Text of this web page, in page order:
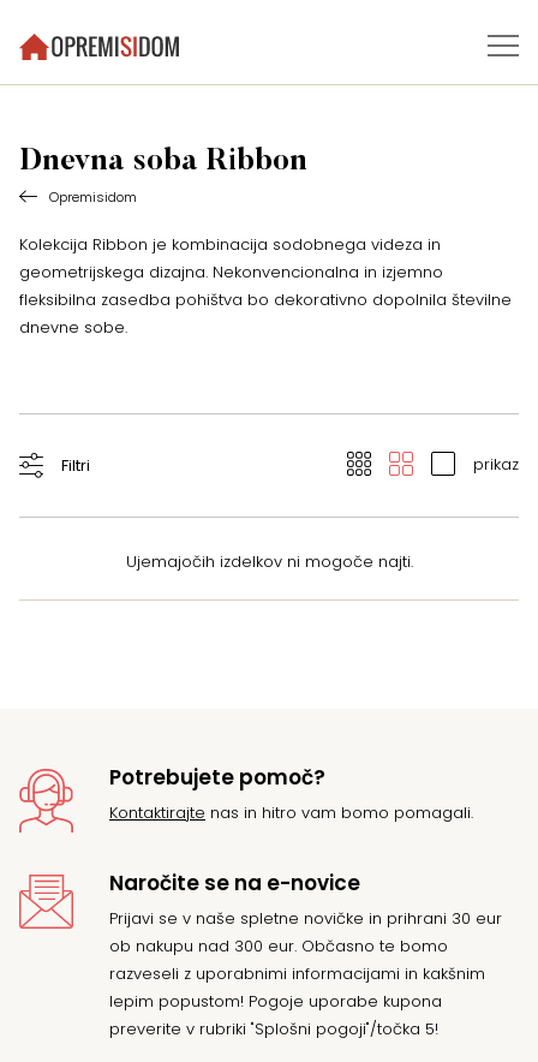
Dnevna soba Ribbon
Opremisidom
Kolekcija Ribbon je kombinacija sodobnega videza in
geometrijskega dizajna. Nekonvencionalna in izjemno
fleksibilna zasedba pohištva bo dekorativno dopolnila številne
dnevne sobe.
Ujemajočih izdelkov ni mogoče najti.
Filtri prikaz
Potrebujete pomoč?
Kontaktirajte nas in hitro vam bomo pomagali.
Naročite se na e-novice
Prijavi se v naše spletne novičke in prihrani 30 eur
ob nakupu nad 300 eur. Občasno te bomo
razveseli z uporabnimi informacijami in kakšnim
lepim popustom! Pogoje uporabe kupona
preverite v rubriki "Splošni pogoji"/točka 5!